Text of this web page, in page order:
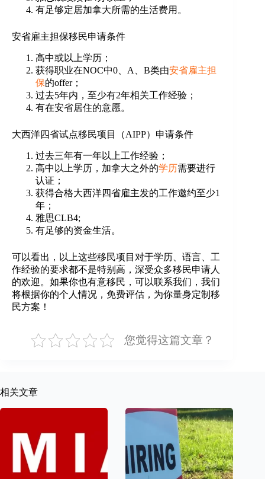
有足够定居加拿大所需的生活费用。
安省雇主担保移民申请条件
高中或以上学历；
获得职业在NOC中0、A、B类由安省雇主担
保的offer；
过去5年内，至少有2年相关工作经验；
有在安省居住的意愿。
大西洋四省试点移民项目（AIPP）申请条件
过去三年有一年以上工作经验；
高中以上学历，加拿大之外的学历需要进行
认证；
获得合格大西洋四省雇主发的工作邀约至少1
年；
雅思CLB4;
有足够的资金生活。
可以看出，以上这些移民项目对于学历、语言、工
作经验的要求都不是特别高，深受众多移民申请人
的欢迎。如果你也有意移民，可以联系我们，我们
将根据你的个人情况，免费评估，为你量身定制移
民方案！
您觉得这篇文章？
相关文章